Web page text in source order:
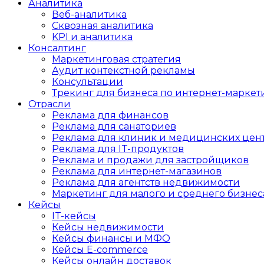
Аналитика
Веб-аналитика
Сквозная аналитика
KPI и аналитика
Консалтинг
Маркетинговая стратегия
Аудит контекстной рекламы
Консультации
Трекинг для бизнеса по интернет-
Отрасли
Реклама для финансов
Реклама для санаториев
Реклама для клиник и медицинских
Реклама для IT-продуктов
Реклама и продажи для застройщиков
Реклама для интернет-магазинов
Реклама для агентств недвижимости
Маркетинг для малого и среднего
Кейсы
IT-кейсы
Кейсы недвижимости
Кейсы финансы и МФО
Кейсы E-commerce
Кейсы онлайн доставок